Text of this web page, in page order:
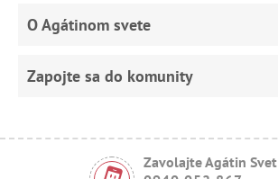
O Agátinom svete
Zapojte sa do komunity
Zavolajte Agátin Svet